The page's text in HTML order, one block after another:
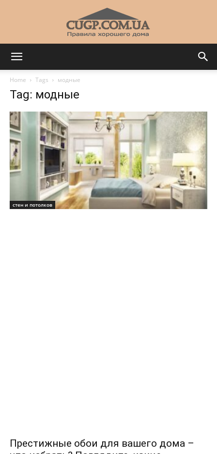
портал
Home Tags модные
Tag: модные
стен и потолков
Престижные обои для вашего дома –